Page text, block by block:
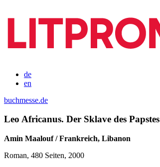
de
en
buchmesse.de
Leo Africanus. Der Sklave des Papstes
Amin Maalouf / Frankreich, Libanon
Roman, 480 Seiten, 2000